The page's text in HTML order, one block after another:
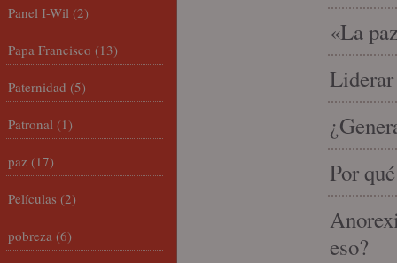
«La
Liderar
Por
eso?
Panel I-Wil (2)
Papa Francisco (13)
Paternidad (5)
Patronal (1)
paz (17)
Películas (2)
pobreza (6)